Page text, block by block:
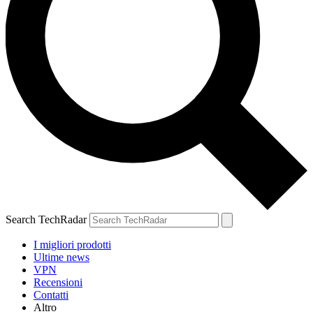
Search TechRadar
I migliori prodotti
Ultime news
VPN
Recensioni
Contatti
Altro